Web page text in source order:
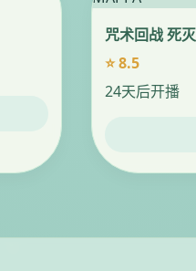
咒术回战 死
⭐ 8.5
24天后开播